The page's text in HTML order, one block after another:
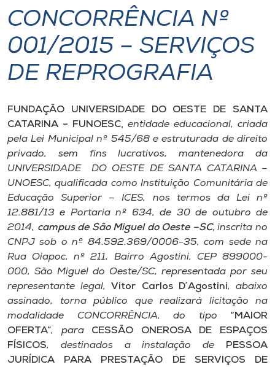
I.nova
Diplomados
CPA
Biblioteca
Editora
Rádio
Museu
Unoesc
Store
CONCORRÊNCIA Nº
001/2015 – SERVIÇOS
DE REPROGRAFIA
FUNDAÇÃO UNIVERSIDADE DO OESTE DE SANTA
CATARINA – FUNOESC, entidade educacional, criada
pela Lei Municipal nº 545/68 e estruturada de direito
privado, sem fins lucrativos, mantenedora da
UNIVERSIDADE DO OESTE DE SANTA CATARINA –
UNOESC, qualificada como Instituição Comunitária de
Educação Superior – ICES, nos termos da Lei nº
12.881/13 e Portaria nº 634, de 30 de outubro de
2014, campus de São Miguel do Oeste –SC, inscrita no
CNPJ sob o nº 84.592.369/0006-35, com sede na
Rua Oiapoc, nº 211, Bairro Agostini, CEP 899000-
000, São Miguel do Oeste/SC, representada por seu
representante legal,Vitor Carlos D´Agostini, abaixo
assinado, torna público que realizará licitação na
modalidade CONCORRÊNCIA, do tipo “MAIOR
OFERTA”, para CESSÃO ONEROSA DE ESPAÇOS
FÍSICOS, destinados a instalação de PESSOA
JURÍDICA PARA PRESTAÇÃO DE SERVIÇOS DE